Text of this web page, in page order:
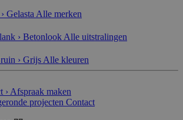
› Gelasta Alle merken
› Betonlook Alle uitstralingen
› Grijs Alle kleuren
› Afspraak maken
projecten Contact